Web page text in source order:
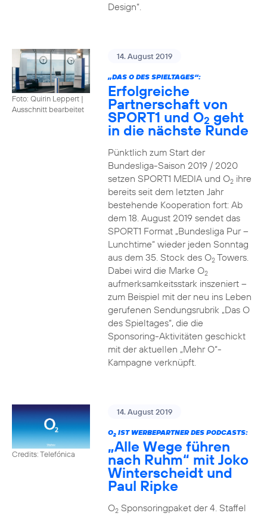
Design“.
Foto: Quirin Leppert |
Ausschnitt bearbeitet
14. August 2019
„DAS O DES SPIELTAGES“:
Erfolgreiche
Partnerschaft von
SPORT1 und O2 geht
in die nächste Runde
Pünktlich zum Start der
Bundesliga-Saison 2019 / 2020
setzen SPORT1 MEDIA und O2ihre
bereits seit dem letzten Jahr
bestehende Kooperation fort: Ab
dem 18. August 2019 sendet das
SPORT1 Format „Bundesliga Pur –
Lunchtime“ wieder jeden Sonntag
aus dem 35. Stock des O2Towers.
Dabei wird die Marke O2
aufmerksamkeitsstark inszeniert –
zum Beispiel mit der neu ins Leben
gerufenen Sendungsrubrik „Das O
des Spieltages“, die die
Sponsoring-Aktivitäten geschickt
mit der aktuellen „Mehr O“-
Kampagne verknüpft.
Credits: Telefónica
14. August 2019
O2IST WERBEPARTNER DES PODCASTS:
„Alle Wege führen
nach Ruhm“ mit Joko
Winterscheidt und
Paul Ripke
O2Sponsoringpaket der 4. Staffel